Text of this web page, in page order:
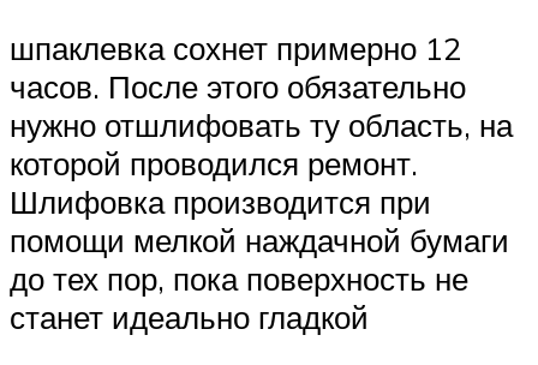
шпаклевка сохнет примерно 12
часов. После этого обязательно
нужно отшлифовать ту область, на
которой проводился ремонт.
Шлифовка производится при
помощи мелкой наждачной бумаги
до тех пор, пока поверхность не
станет идеально гладкой